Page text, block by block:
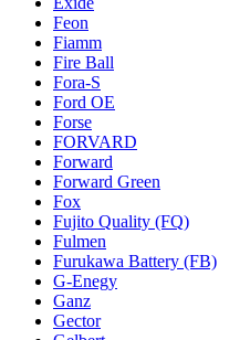
Feon
Fiamm
Fire Ball
Fora-S
Ford OE
Forse
FORVARD
Forward
Forward Green
Fox
Fujito Quality (FQ)
Fulmen
Furukawa Battery (FB)
G-Enegy
Ganz
Gector